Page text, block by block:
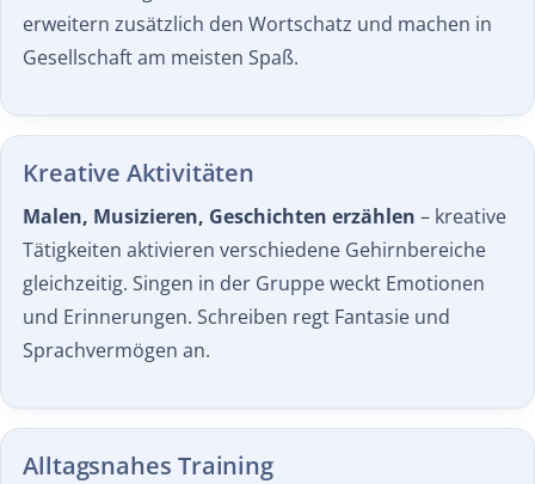
erweitern zusätzlich den Wortschatz und machen in
Gesellschaft am meisten Spaß.
Kreative Aktivitäten
Malen, Musizieren, Geschichten erzählen – kreative
Tätigkeiten aktivieren verschiedene Gehirnbereiche
gleichzeitig. Singen in der Gruppe weckt Emotionen
und Erinnerungen. Schreiben regt Fantasie und
Sprachvermögen an.
Alltagsnahes Training